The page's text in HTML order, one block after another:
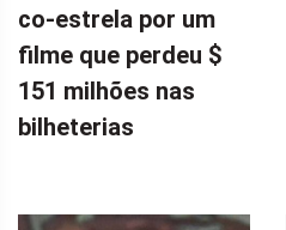
co-estrela por um
filme que perdeu $
151 milhões nas
bilheterias